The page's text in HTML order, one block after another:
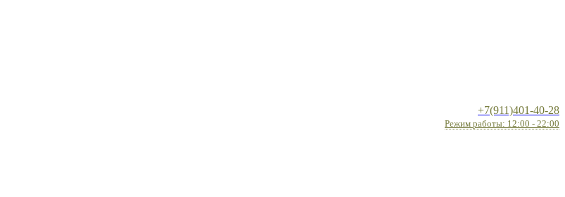
+7(911)401-40-28
Режим работы: 12:00 - 22:00